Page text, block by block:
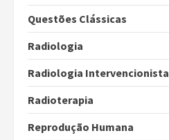
Questões Clássicas
Radiologia
Radiologia Intervencionista
Radioterapia
Reprodução Humana